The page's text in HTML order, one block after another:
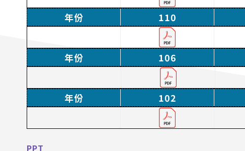
年份 110
年份 106
年份 102
PPT